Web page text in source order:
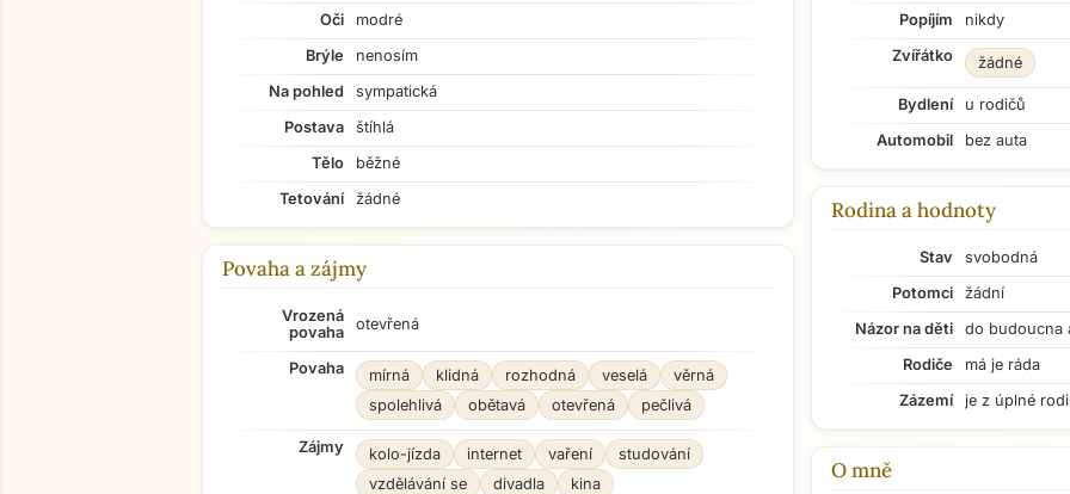
Oči
modré
Brýle
nenosím
Na pohled
sympatická
Postava
štíhlá
Tělo
běžné
Tetování
žádné
Povaha a zájmy
Vrozená
povaha
otevřená
Povaha mírná klidná rozhodná veselá
věrná
spolehlivá
obětavá otevřená pečlivá
Zájmy kolo-jízda internet vaření
studování
vzdělávání se
divadla kina
Popíjím
nikdy
Zvířátko
žádné
Bydlení
u rodičů
Automobil
bez auta
Rodina a hodnoty
Stav
svobodná
Potomci
žádní
Názor na děti
do budoucna
Rodiče
má je ráda
Zázemí
je z úplné
O mně